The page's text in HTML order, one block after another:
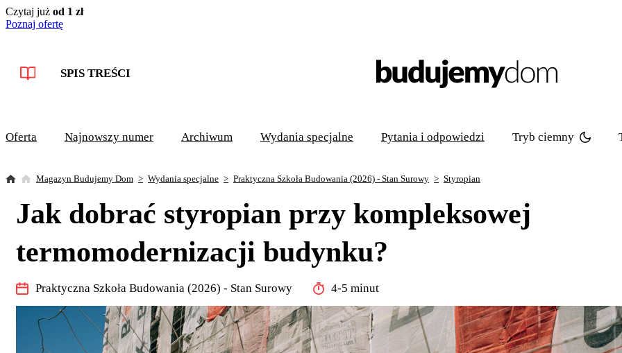
Czytaj już od 1 zł
Poznaj ofertę
SPIS TREŚCI
Oferta Najnowszy numer Archiwum Wydania specjalne Pytania i odpowiedzi Tryb ciemny
Magazyn Budujemy Dom Wydania specjalne Praktyczna Szkoła Budowania (2026) - Stan Surowy Styropian
Jak dobrać styropian przy kompleksowej
termomodernizacji budynku?
Praktyczna Szkoła Budowania (2026) - Stan Surowy 4-5 minut